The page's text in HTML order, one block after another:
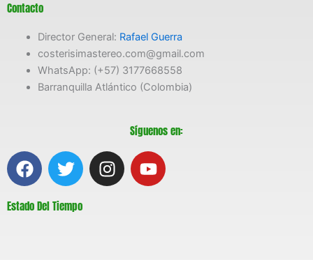
Contacto
Director General: Rafael Guerra
costerisimastereo.com@gmail.com
WhatsApp: (+57) 3177668558
Barranquilla Atlántico (Colombia)
Síguenos en:
F
a
e
T
w
t
I
n
Y
o
Estado Del Tiempo